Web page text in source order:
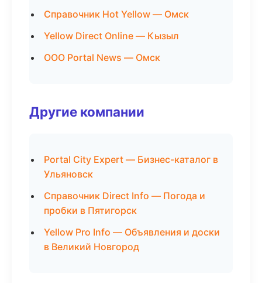
Справочник Hot Yellow — Омск
Yellow Direct Online — Кызыл
ООО Portal News — Омск
Другие компании
Portal City Expert — Бизнес-каталог в
Ульяновск
Справочник Direct Info — Погода и
пробки в Пятигорск
Yellow Pro Info — Объявления и доски
в Великий Новгород